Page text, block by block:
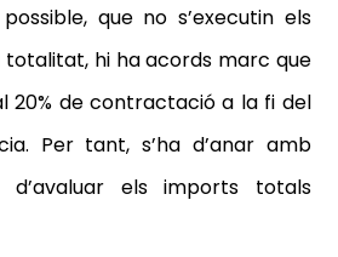
que no s’executin els
hi ha acords marc que
20% de contractació a la fi del
Per tant, s’ha d’anar amb
els imports totals